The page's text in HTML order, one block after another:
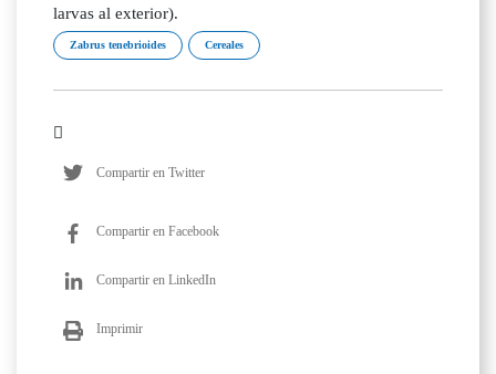
larvas al exterior).
Zabrus tenebrioides Cereales
Compartir en Twitter
Compartir en Facebook
Compartir en LinkedIn
Imprimir